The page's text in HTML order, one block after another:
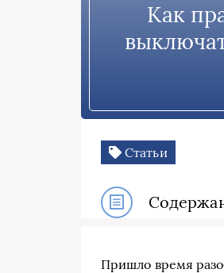
Как
Статьи
Пришло время